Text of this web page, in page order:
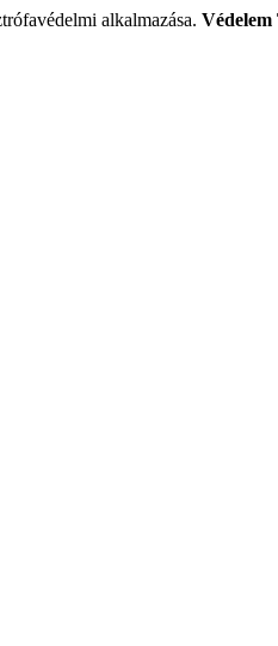
alkalmazása.